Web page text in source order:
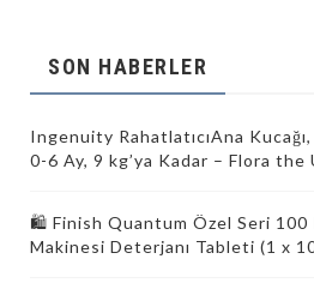
SON HABERLER
Ingenuity RahatlatıcıAna
0-6 Ay, 9 kg’ya Kadar – Flora the
🛍️ Finish Quantum Özel Seri 100
Makinesi Deterjanı Tableti (1 x